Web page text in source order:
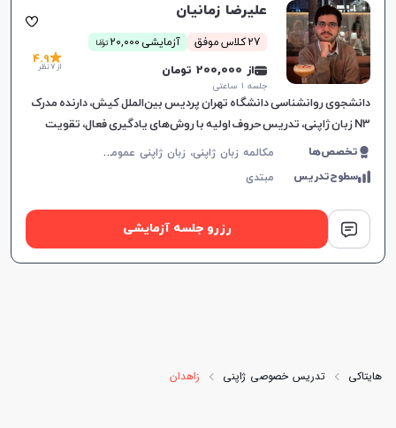
علیرضا زمانیان
27 کلاس موفق آزمایشی 20,000 توما
ن
از 200,000 تومان
جلسه ۱ ساعتی
4.9
از 7 نظر
دانشجوی روانشناسی دانشگاه تهران پردیس بین‌الملل کیش، دارنده مدرک
N3 زبان ژاپنی، تدریس حروف اولیه با روش‌های یادگیری فعال، تقویت
مهارت‌های یادگیری زبان انگلیسی و آمادگی برای یادگیری زبان
تخصص‌ها م
کالمه زبان ژاپنی، زبان ژاپنی عمومی، زبان ژاپنی کودکان، JLPT
سطوح‌تدریس مبتدی
رزرو جلسه آزمایشی
هایتاکی تدریس خصوصی ژاپنی زاهدان